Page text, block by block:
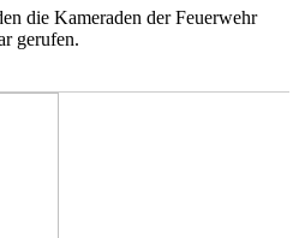
die Kameraden der Feuerwehr
gerufen.